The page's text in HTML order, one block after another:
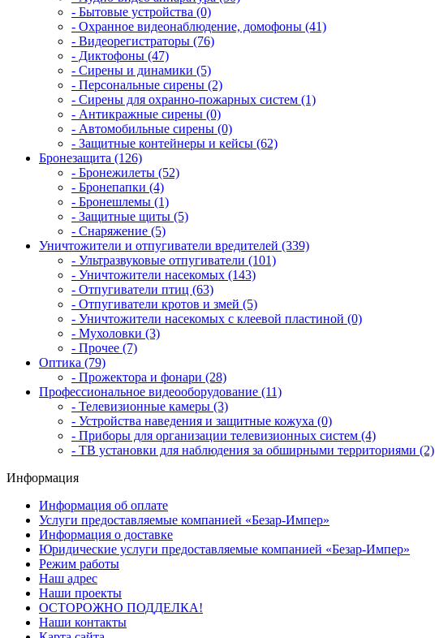
- Бытовые устройства (0)
- Охранное видеонаблюдение, домофоны (41)
- Видеорегистраторы (76)
- Диктофоны (47)
- Сирены и динамики (5)
- Персональные сирены (2)
- Сирены для охранно-пожарных систем (1)
- Антикражные сирены (0)
- Автомобильные сирены (0)
- Защитные контейнеры и кейсы (62)
Бронезащита (126)
- Бронежилеты (52)
- Бронепапки (4)
- Бронешлемы (1)
- Защитные щиты (5)
- Снаряжение (5)
Уничтожители и отпугиватели вредителей (339)
- Ультразвуковые отпугиватели (101)
- Уничтожители насекомых (143)
- Отпугиватели птиц (63)
- Отпугиватели кротов и змей (5)
- Уничтожители насекомых с клеевой пластиной (0)
- Мухоловки (3)
- Прочее (7)
Оптика (79)
- Прожектора и фонари (28)
Профессиональное видеооборудование (11)
- Телевизионные камеры (3)
- Устройства наведения и защитные кожуха (0)
- Приборы для организации телевизионных систем (4)
- ТВ установки для наблюдения за обширными территориями (2)
Информация
Информация об оплате
Услуги предоставляемые компанией «Безар-Импер»
Информация о доставке
Юридические услуги предоставляемые компанией «Безар-Импер»
Режим работы
Наш адрес
Наши проекты
ОСТОРОЖНО ПОДДЕЛКА!
Наши контакты